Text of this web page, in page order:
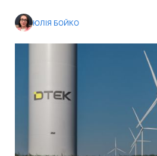
ЮЛІЯ БОЙКО